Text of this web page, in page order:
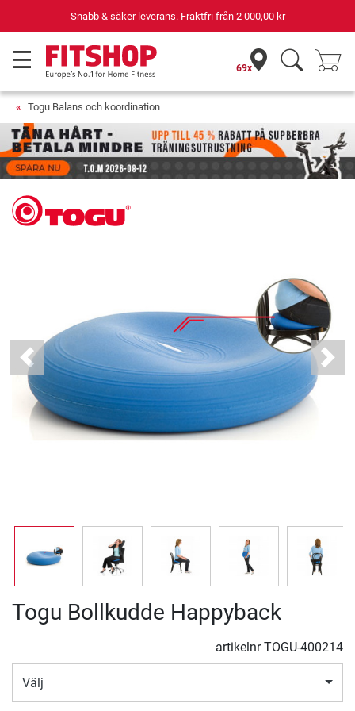
Snabb & säker leverans. Fraktfri från 2 000,00 kr
69x
Togu Balans och koordination
Previous Next
Togu Bollkudde Happyback
artikelnrTOGU-400214
Välj